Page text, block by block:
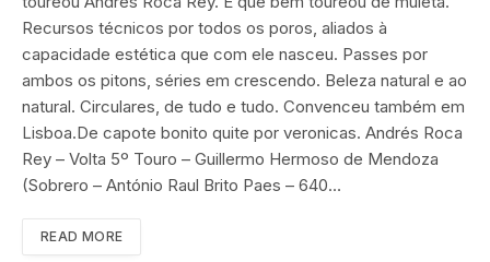
Recursos técnicos por todos os poros, aliados à
capacidade estética que com ele nasceu. Passes por
ambos os pitons, séries em crescendo. Beleza natural e ao
natural. Circulares, de tudo e tudo. Convenceu também em
Lisboa.De capote bonito quite por veronicas. Andrés Roca
Rey – Volta 5º Touro – Guillermo Hermoso de Mendoza
(Sobrero – António Raul Brito Paes – 640…
READ MORE